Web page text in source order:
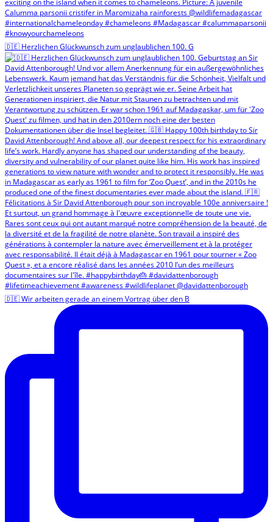
🇩🇪 Herzlichen Glückwunsch zum unglaublichen 100. G
🇩🇪 Wir arbeiten gerade an einem Vortrag über den B